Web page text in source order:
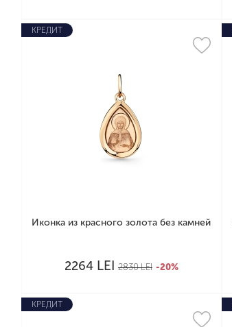
КРЕДИТ
Иконка из красного золота без камней
2264 LEI 2830LEI -20%
КРЕДИТ